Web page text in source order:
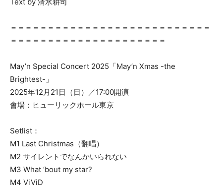
＝＝＝＝＝＝＝＝＝＝＝＝＝＝＝＝＝＝＝＝＝＝＝＝＝＝＝
＝＝＝＝＝＝＝＝＝＝＝＝＝＝＝＝＝＝＝＝＝
May’n Special Concert 2025「May’n Xmas -the
Brightest-」
2025年12月21日（日）／17:00開演
會場：ヒューリックホール東京
Setlist：
M1 Last Christmas（翻唱）
M2 サイレントでなんかいられない
M3 What ‘bout my star?
M4 ViViD